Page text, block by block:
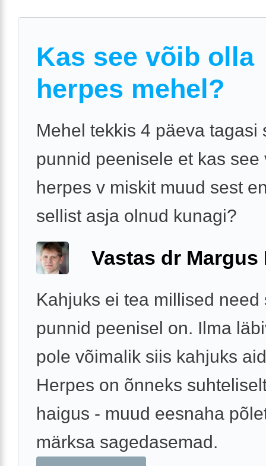
Kas see võib olla
herpes mehel?
Mehel tekkis 4 päeva tagasi
punnid peenisele et kas see
herpes v miskit muud sest
sellist asja olnud kunagi?
Vastas dr Margus
Kahjuks ei tea millised need
punnid peenisel on. Ilma
pole võimalik siis kahjuks
Herpes on õnneks
haigus - muud eesnaha
märksa sagedasemad.